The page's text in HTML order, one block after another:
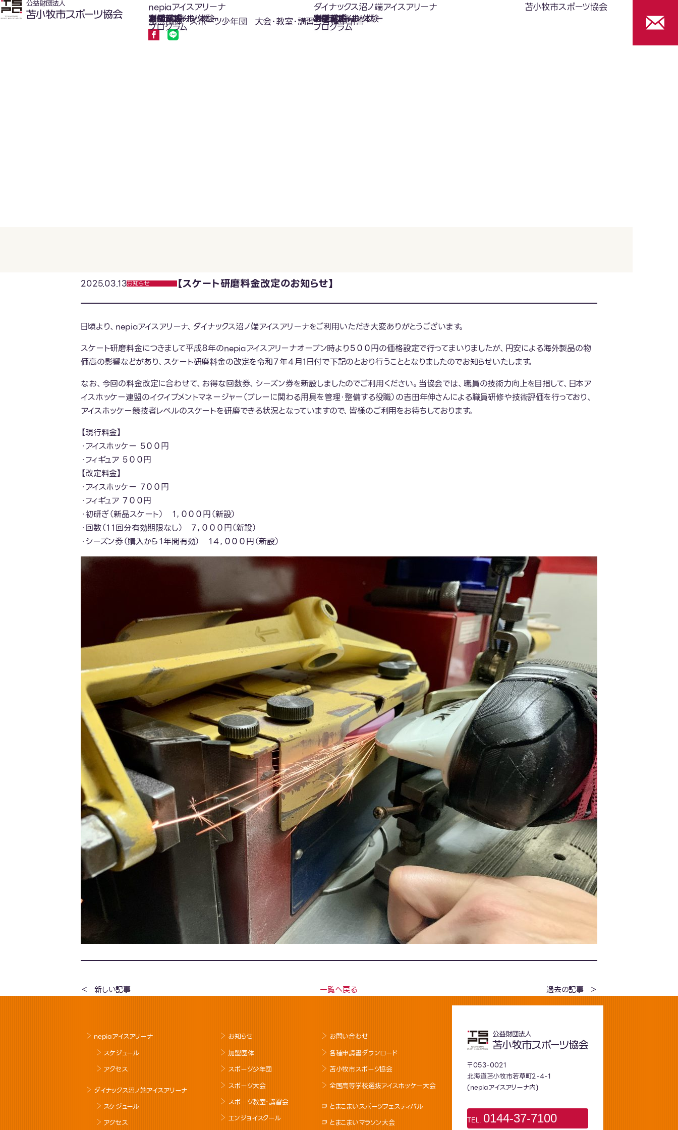
nepiaアイスアリーナ
氷上スポーツ体験
プログラム
お知らせ
スケジュール
フロアガイド
利用案内
利用料金
カジュアルホッケー
アクセス
ダイナックス沼ノ端アイスアリーナ
氷上スポーツ体験
プログラム
お知らせ
スケジュール
フロアガイド
利用案内
利用料金
カジュアルホッケー
アクセス
苫小牧市スポーツ協会
加盟団体 スポーツ少年団 大会･教室･講習 各種申請書
【スケート研磨料金改定のお知らせ】
2025.03.13お知らせ
日頃より、nepiaアイスアリーナ、ダイナックス沼ノ端アイスアリーナをご利用いただき大変ありがとうございます。
スケート研磨料金につきまして平成８年のnepiaアイスアリーナオープン時より５００円の価格設定で行ってまいりましたが、円安による海外製品の物
価高の影響などがあり、スケート研磨料金の改定を令和７年４月１日付で下記のとおり行うこととなりましたのでお知らせいたします。
なお、今回の料金改定に合わせて、お得な回数券、シーズン券を新設しましたのでご利用ください。当協会では、職員の技術力向上を目指して、日本ア
イスホッケー連盟のイクイプメントマネージャー（プレーに関わる用具を管理・整備する役職）の吉田年伸さんによる職員研修や技術評価を行っており、
アイスホッケー競技者レベルのスケートを研磨できる状況となっていますので、皆様のご利用をお待ちしております。
【現行料金】
・アイスホッケー ５００円
・フィギュア ５００円
【改定料金】
・アイスホッケー ７００円
・フィギュア ７００円
・初研ぎ（新品スケート） １，０００円（新設）
・回数（１１回分有効期限なし） ７，０００円（新設）
・シーズン券（購入から１年間有効） １４，０００円（新設）
新しい記事 一覧へ戻る 過去の記事
nepiaアイスアリーナ
スケジュール
アクセス
ダイナックス沼ノ端アイスアリーナ
スケジュール
アクセス
お知らせ
加盟団体
スポーツ少年団
スポーツ大会
スポーツ教室･講習会
エンジョイスクール
お問い合わせ
各種申請書ダウンロード
苫小牧市スポーツ協会
全国高等学校選抜アイスホッケー大会
とまこまいスポーツフェスティバル
とまこまいマラソン大会
〒053-0021
北海道苫小牧市若草町2-4-1
(nepiaアイスアリーナ内)
TEL. 0144-37-7100